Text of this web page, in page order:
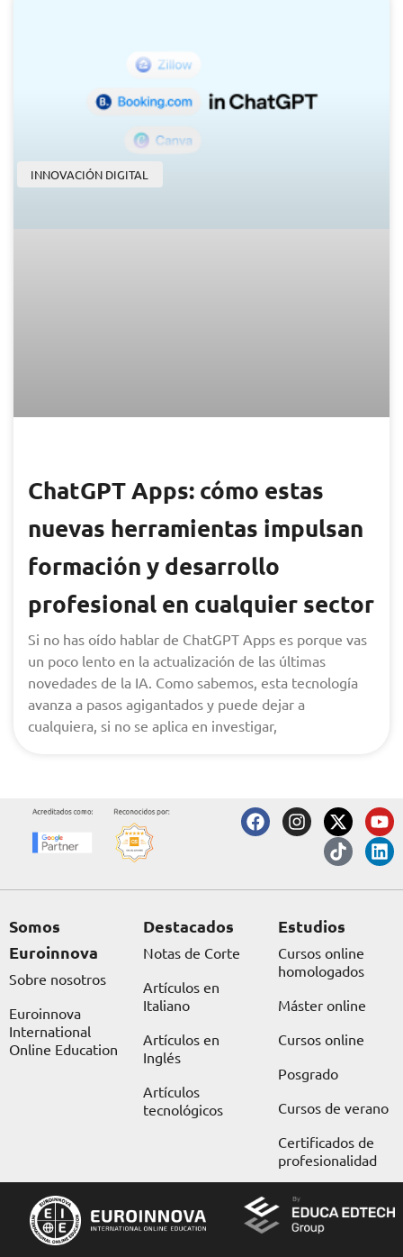
INNOVACIÓN DIGITAL
ChatGPT Apps: cómo estas
nuevas herramientas impulsan
formación y desarrollo
profesional en cualquier sector
Si no has oído hablar de ChatGPT Apps es porque vas
un poco lento en la actualización de las últimas
novedades de la IA. Como sabemos, esta tecnología
avanza a pasos agigantados y puede dejar a
cualquiera, si no se aplica en investigar,
F
a
b
I
n
a
r
m
X
-
t
w
i
t
r
Y
o
u
t
u
T
i
k
t
o
L
i
n
k
e
Somos
Euroinnova
Sobre nosotros
Euroinnova
International
Online Education
Destacados
Notas de Corte
Artículos en
Italiano
Artículos en
Inglés
Artículos
tecnológicos
Estudios
Cursos online
homologados
Máster online
Cursos online
Posgrado
Cursos de verano
Certificados de
profesionalidad